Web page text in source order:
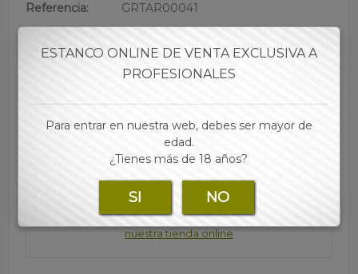
Referencia: GRTAR00041
• Grínder con forma de tarjeta
• Tarjeta semi afilada para facilitar la trituración de las
• Práctico y discreto
• Las mejores marcas de papel, tubos, filtros y
accesorios para tu estanco lo encontraras en nuestra
Para consultar los precios regístrate y accede a
nuestra tienda online
ESTANCO ONLINE DE VENTA EXCLUSIVA A
PROFESIONALES
Para entrar en nuestra web, debes ser mayor de
edad.
¿Tienes más de 18 años?
SI NO